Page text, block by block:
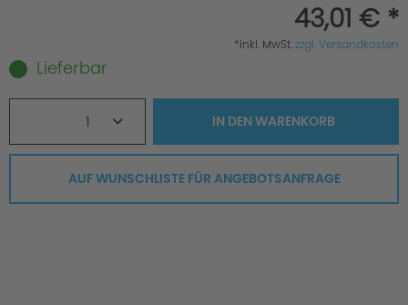
43,01 € *
*inkl. MwSt.zzgl. Versandkosten
Lieferbar
1 IN DENWARENKORB
AUF WUNSCHLISTE FÜR ANGEBOTSANFRAGE